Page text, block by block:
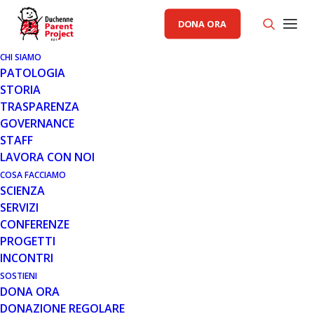
DONA ORA
CHI SIAMO
PATOLOGIA
STORIA
TRASPARENZA
GOVERNANCE
STAFF
LAVORA CON NOI
COSA FACCIAMO
SCIENZA
SERVIZI
CONFERENZE
PROGETTI
INCONTRI
SOSTIENI
DONA ORA
DONAZIONE REGOLARE
AREA SCIENZA PP
19 SET 2019
TRANSLARNA: ACCESSO IN
ITALIA ANCHE PER I PAZIENTI
DUCHENNE TRA I 2 E I 5 ANNI
CON MUTAZIONE NONSENSO
DEAMBULANTI